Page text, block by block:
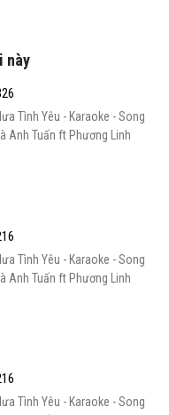
này
Tình Yêu - Karaoke - Song
Anh Tuấn ft Phương Linh
Tình Yêu - Karaoke - Song
Anh Tuấn ft Phương Linh
Tình Yêu - Karaoke - Song